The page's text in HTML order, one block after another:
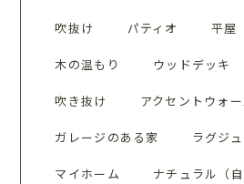
吹抜け パティオ 平屋
木の温もり ウッドデッキ
吹き抜け アクセントウォ
ガレージのある家 ラグジ
マイホーム ナチュラル（自